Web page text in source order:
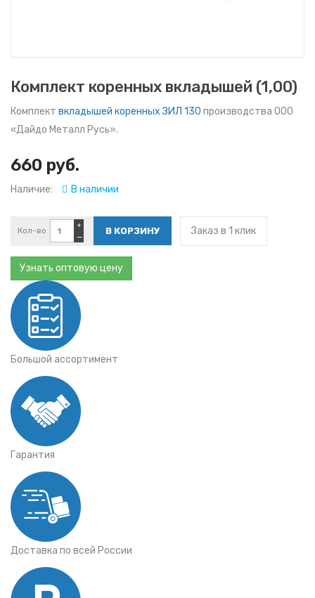
Комплект коренных вкладышей (1,00)
Комплект вкладышей коренных ЗИЛ 130 производства ООО
«Дайдо Металл Русь».
660 руб.
Наличие: В наличии
Кол-во
−
+ Заказ в 1 клик
Узнать оптовую цену
Большой ассортимент
Гарантия
Доставка по всей России